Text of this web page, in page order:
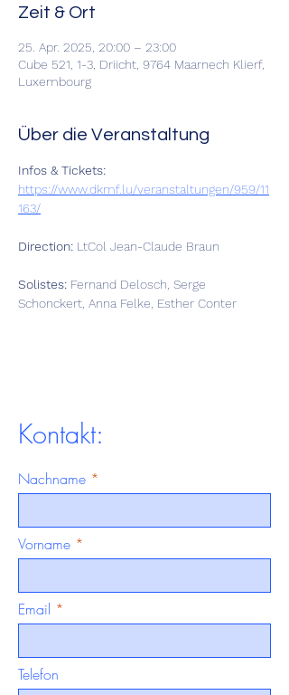
Zeit & Ort
25. Apr. 2025, 20:00 – 23:00
Cube 521, 1-3, Driicht, 9764 Maarnech Klierf,
Luxembourg
Über die Veranstaltung
Infos & Tickets:
https://www.dkmf.lu/veranstaltungen/959/11
163/
Direction: LtCol Jean-Claude Braun
Solistes: Fernand Delosch, Serge
Schonckert, Anna Felke, Esther Conter
Kontakt:
Nachname
Vorname
Email
Telefon